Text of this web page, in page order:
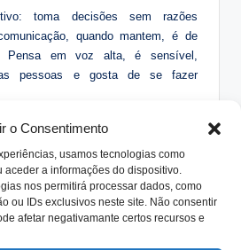
o Consentimento
usamos tecnologias como
aceder a informações do dispositivo.
nos permitirá processar dados, como
ou IDs exclusivos neste site. Não consentir
afetar negativamante certos recursos e
toma decisões sem razões
quando mantem, é de
Pensa em voz alta, é sensível,
pessoas e gosta de se fazer
com familiares sugerimos:
quem vai exercer a liderança e
será feito;
visão compartilhada sobre o tipo de
que gostariam de ter;